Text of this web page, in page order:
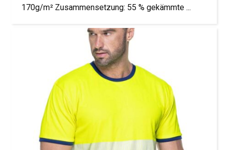
170g/m² Zusammensetzung: 55 % gekämmte ...